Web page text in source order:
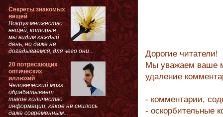
Дорогие читатели!
Мы уважаем ваше
удаление
- комментарии,
- оскорбительные
Секреты знакомых
вещей
Вокруг множество
вещей, которые
мы видим каждый
день, но даже не
догадываемся, для чего они...
20 потрясающих
оптических
иллюзий
Человеческий мозг
обрабатывает
такое количество
информации, какое не снилось
даже современным...